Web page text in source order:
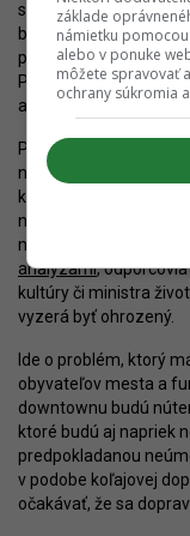
spojenie do nového
bratislavských
pre ďalší rozvoj siete
Podunajských
a ekologická, na
Problémom je však
národné divadlo,
kultúrnej obce či
námestia či zhoršenia
mesto tvrdí, že to tak
analýzami,
kultúry či ministra
vyzerá byť ohrozený.
Ide o problém, ktorý
obyvateľov mesta a
downtownu budú
ktoré budú aj napriek
predpokladanou
v podobe koľajovej
očakávať, že sa
základe
námietku
alebo v ponuke
môžete spravovať
ochrany súkromia